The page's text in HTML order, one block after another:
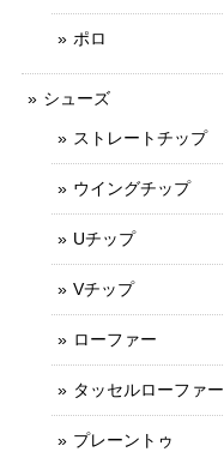
ポロ
シューズ
ストレートチップ
ウイングチップ
Uチップ
Vチップ
ローファー
タッセルローファー
プレーントゥ